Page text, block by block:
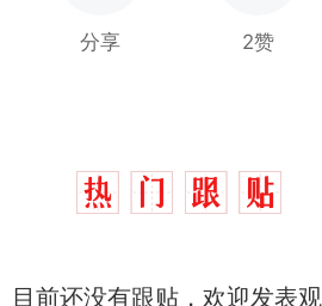
分享 2赞
目前还没有跟贴，欢迎发表